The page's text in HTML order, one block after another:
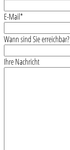
E-Mail*
Wann sind Sie erreichbar?
Ihre Nachricht